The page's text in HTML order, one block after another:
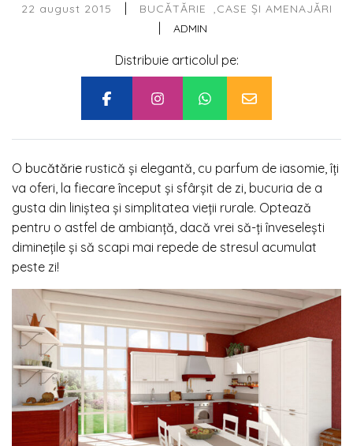
22 august 2015 BUCĂTĂRIE CASE ȘI AMENAJĂRI
ADMIN
Distribuie articolul pe:
O bucătărie rustică și elegantă, cu parfum de iasomie, îți
va oferi, la fiecare început și sfârșit de zi, bucuria de a
gusta din liniștea și simplitatea vieții rurale. Optează
pentru o astfel de ambianță, dacă vrei să-ți înveselești
diminețile și să scapi mai repede de stresul acumulat
peste zi!